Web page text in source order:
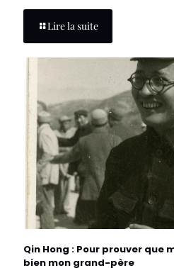
Lire la suite
Qin Hong : Pour prouver que
bien mon grand-père